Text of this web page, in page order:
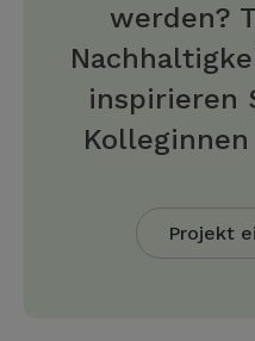
werden?
inspirieren
Projekt